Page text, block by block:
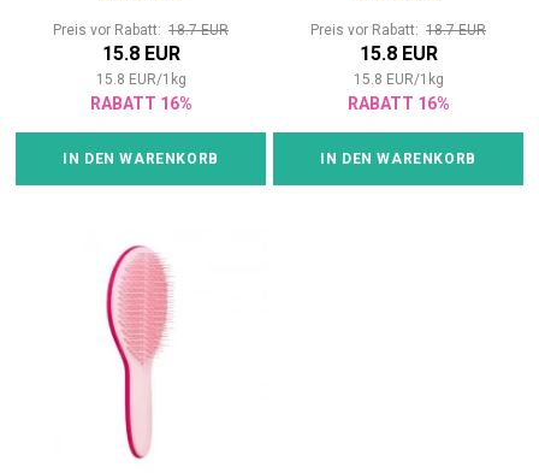
Preis vor Rabatt: 18.7 EUR
15.8 EUR
15.8 EUR/1 kg
RABATT 16%
IN DEN WARENKORB
Preis vor Rabatt: 18.7 EUR
15.8 EUR
15.8 EUR/1 kg
RABATT 16%
IN DEN WARENKORB